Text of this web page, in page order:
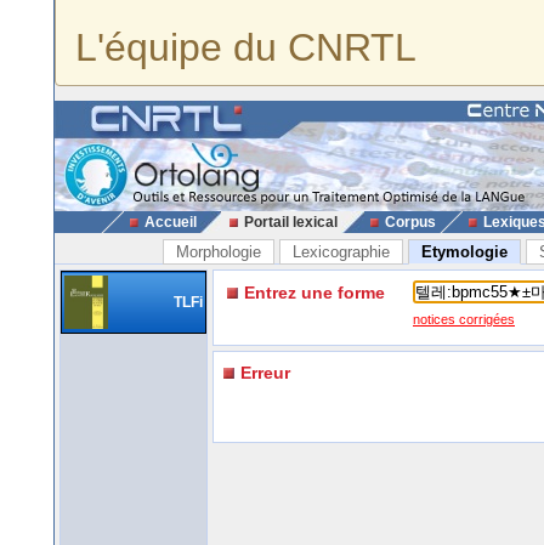
L'équipe du CNRTL
Accueil Portail lexical Corpus
Morphologie Lexicographie Etymologie
TLFi Entrez une forme
notices corrigées
Erreur